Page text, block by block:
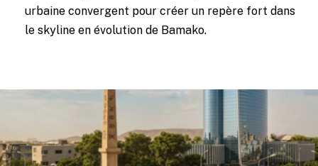
urbaine convergent pour créer un repère fort dans
le skyline en évolution de Bamako.